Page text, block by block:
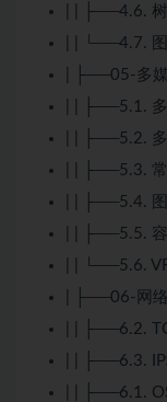
| | ├──4.6.
| | └──4.7.
| ├──05-多
| | ├──5.1.
| | ├──5.2.
| | ├──5.3.
| | ├──5.4.
| | ├──5.5.
| | └──5.6.
| ├──06-网
| | ├──6.2.
| | ├──6.3.
| | ├──6.1.